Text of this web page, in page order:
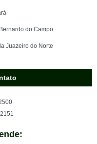
do Campo
Juazeiro do Norte